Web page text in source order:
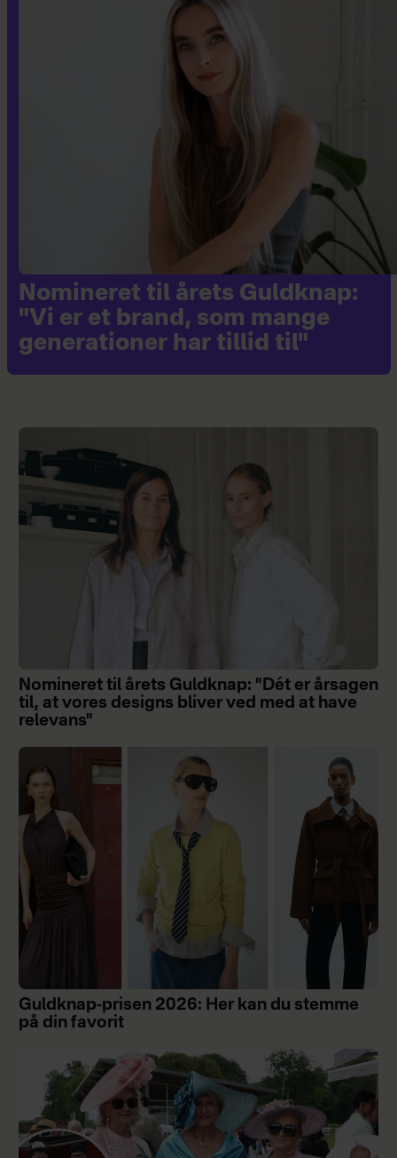
Nomineret til årets Guldknap:
"Vi er et brand, som mange
generationer har tillid til"
Nomineret til årets Guldknap: "Dét er årsagen
til, at vores designs bliver ved med at have
relevans"
Guldknap-prisen 2026: Her kan du stemme
på din favorit